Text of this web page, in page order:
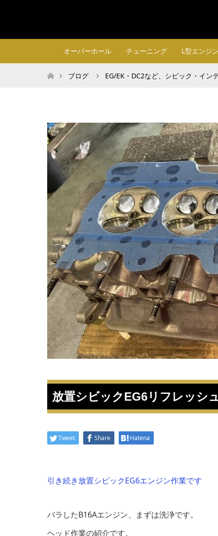
オーバーホール チューニング L型エンジ
ホームブログ EG/EK・DC2など、シビック・イン
放置シビックEG6リフレッシ
Tweet Share Hatena
引き続き放置シビックEG6エンジン作業です
バラしたB16Aエンジン、まずは洗浄です。
ヘッド作業の紹介です。